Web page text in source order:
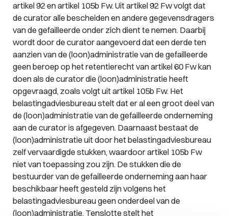
artikel 92 en artikel 105b Fw. Uit artikel 92 Fw volgt dat
de curator alle bescheiden en andere gegevensdragers
van de gefailleerde onder zich dient te nemen. Daarbij
wordt door de curator aangevoerd dat een derde ten
aanzien van de (loon)administratie van de gefailleerde
geen beroep op het retentierecht van artikel 60 Fw kan
doen als de curator die (loon)administratie heeft
opgevraagd, zoals volgt uit artikel 105b Fw. Het
belastingadviesbureau stelt dat er al een groot deel van
de (loon)administratie van de gefailleerde onderneming
aan de curator is afgegeven. Daarnaast bestaat de
(loon)administratie uit door het belastingadviesbureau
zelf vervaardigde stukken, waardoor artikel 105b Fw
niet van toepassing zou zijn. De stukken die de
bestuurder van de gefailleerde onderneming aan haar
beschikbaar heeft gesteld zijn volgens het
belastingadviesbureau geen onderdeel van de
(loon)administratie. Tenslotte stelt het